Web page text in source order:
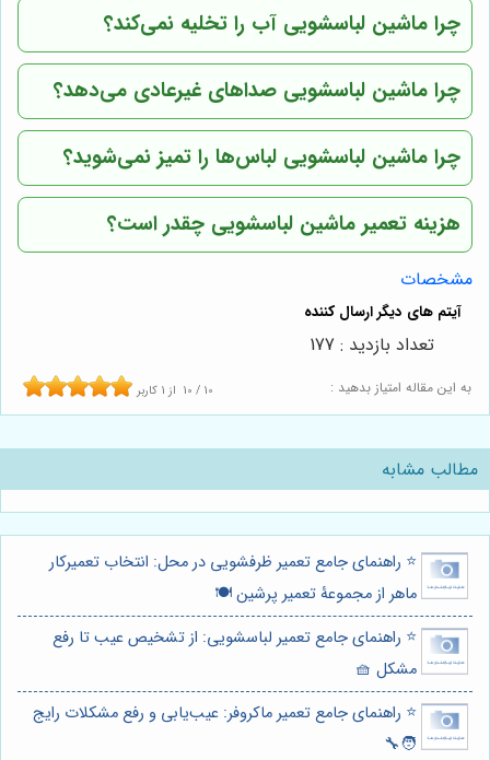
چرا ماشین لباسشویی آب را تخلیه نمی‌کند؟
چرا ماشین لباسشویی صداهای غیرعادی می‌دهد؟
چرا ماشین لباسشویی لباس‌ها را تمیز نمی‌شوید؟
هزینه تعمیر ماشین لباسشویی چقدر است؟
مشخصات
به این مقاله امتیاز بدهید : 10 / 10 از 1 کاربر
تعداد بازدید : 177
مطالب مشابه
⭐️ راهنمای جامع تعمیر ظرفشویی در محل: انتخاب تعمیرکار
ماهر از مجموعۀ تعمیر پرشین 🍽️
⭐️ راهنمای جامع تعمیر لباسشویی: از تشخیص عیب تا رفع
مشکل 🧺
⭐️ راهنمای جامع تعمیر ماکروفر: عیب‌یابی و رفع مشکلات رایج
🧑‍🔧